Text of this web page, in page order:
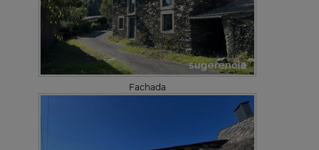
Fachada